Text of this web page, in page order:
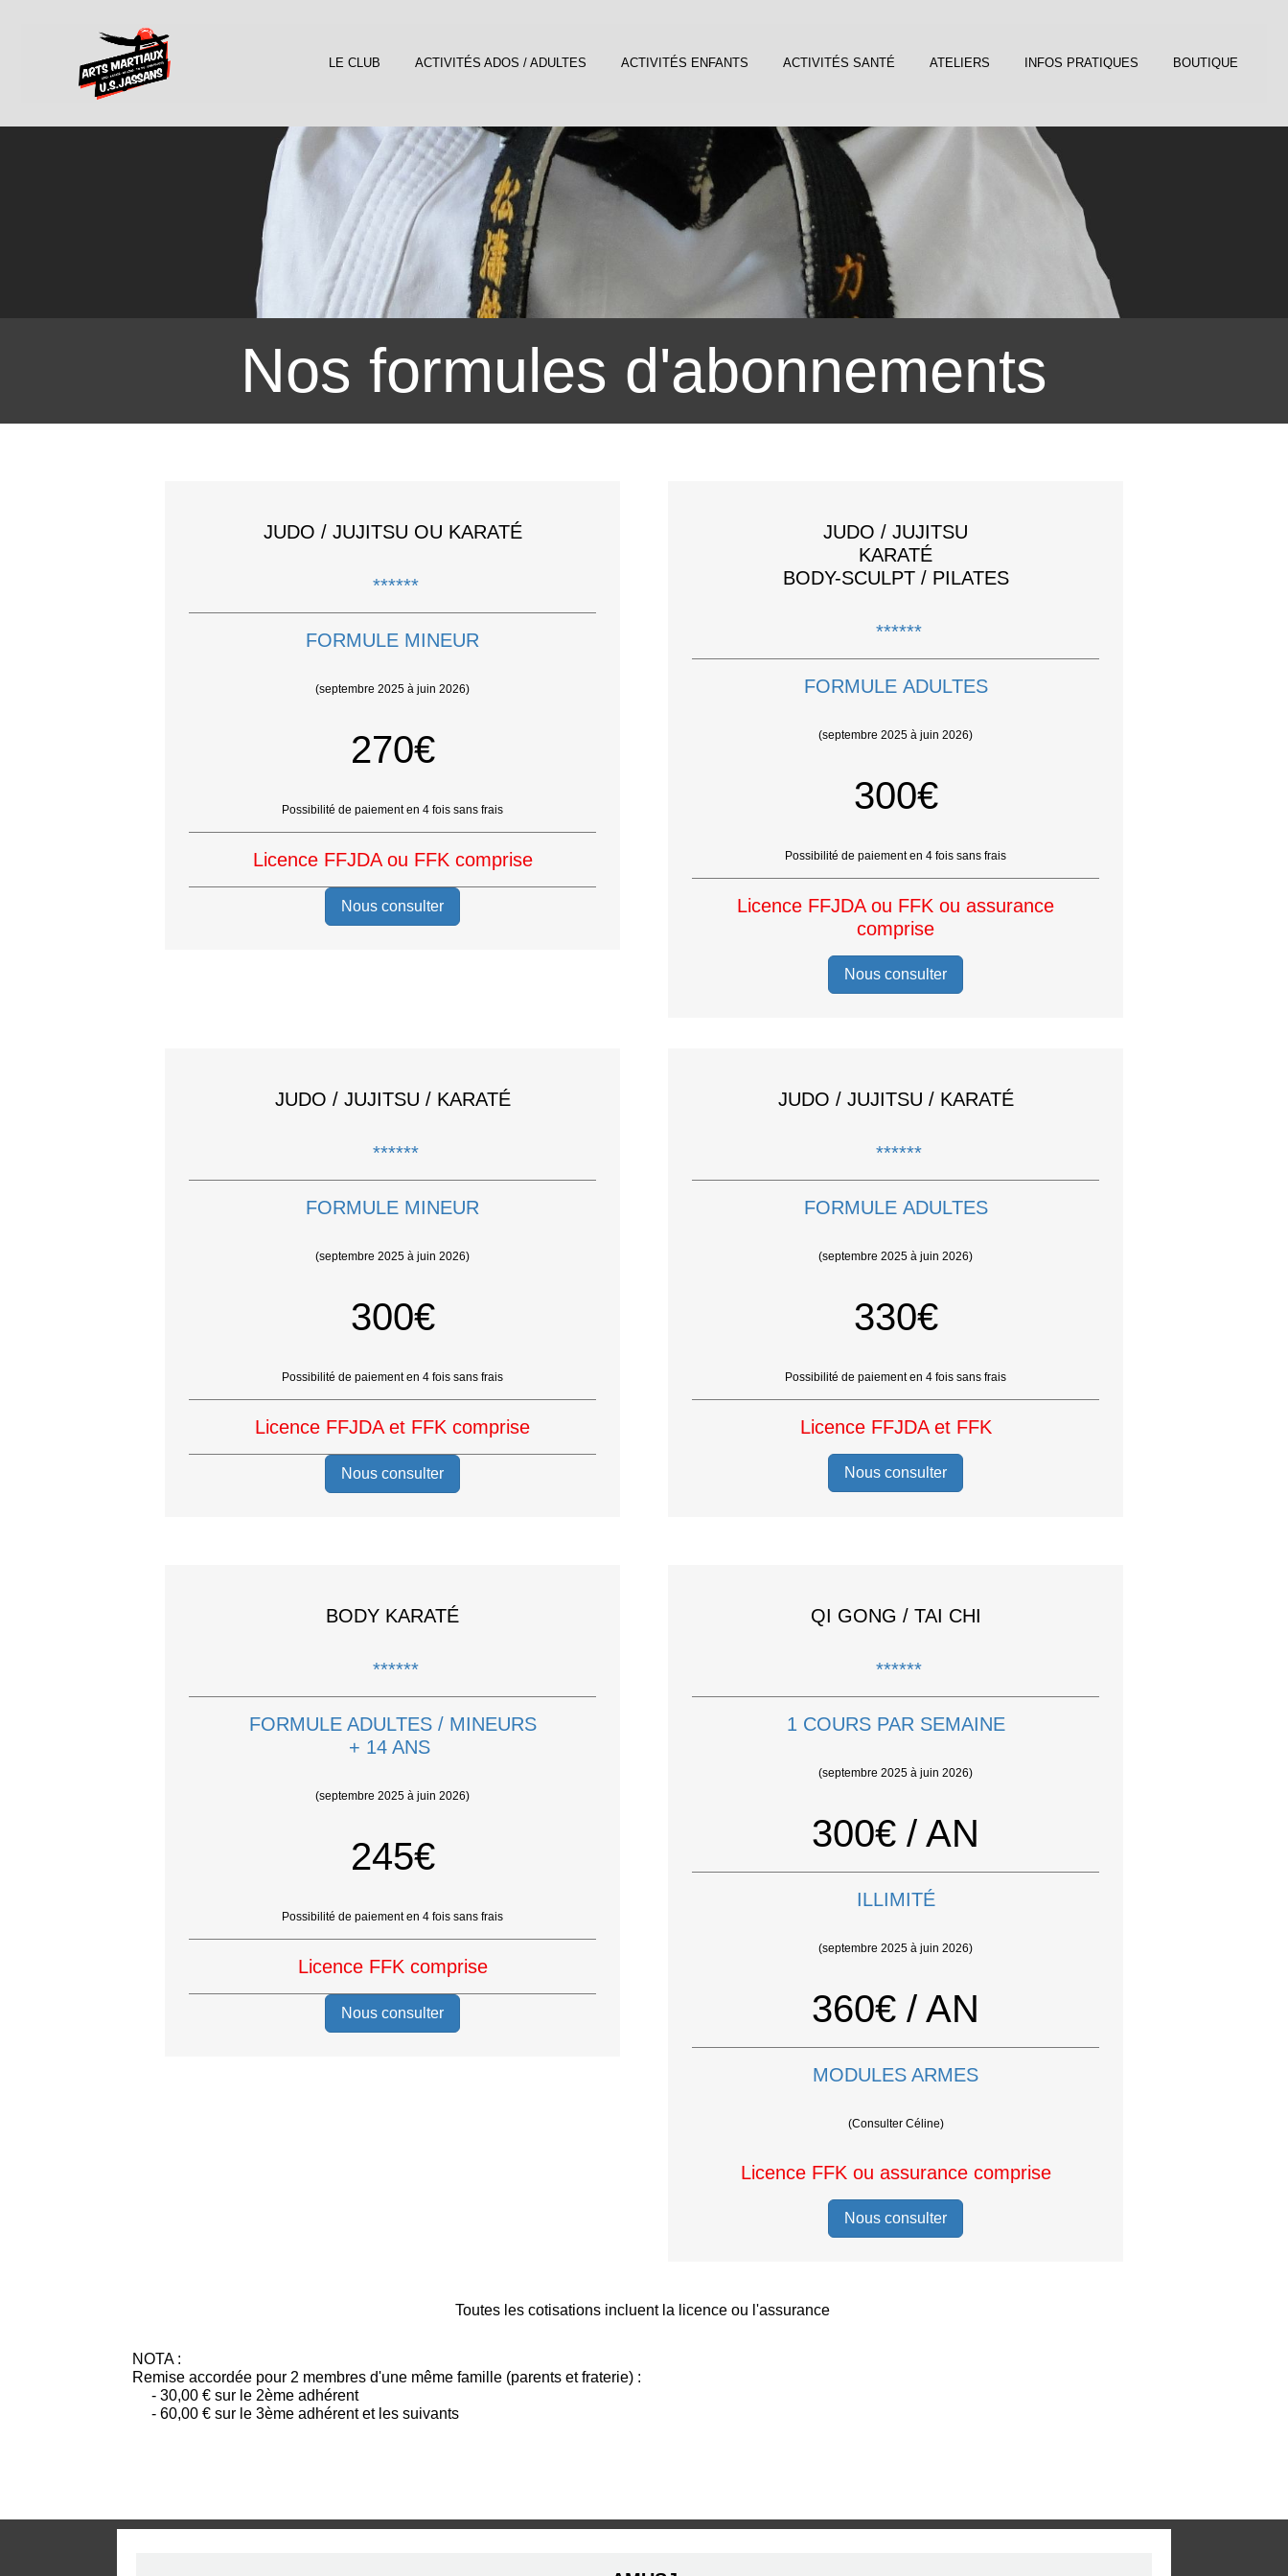
LE CLUB ACTIVITÉS ADOS / ADULTES ACTIVITÉS ENFANTS ACTIVITÉS SANTÉ ATELIERS INFOS PRATIQUES BOUTIQUE
Nos formules d'abonnements
JUDO / JUJITSU OU KARATÉ
******
FORMULE MINEUR
(septembre 2025 à juin 2026)
270€
Possibilité de paiement en 4 fois sans frais
Licence FFJDA ou FFK comprise
Nous consulter
JUDO / JUJITSU
KARATÉ
BODY-SCULPT / PILATES
******
FORMULE ADULTES
(septembre 2025 à juin 2026)
300€
Possibilité de paiement en 4 fois sans frais
Licence FFJDA ou FFK ou assurance
comprise
Nous consulter
JUDO / JUJITSU / KARATÉ
******
FORMULE MINEUR
(septembre 2025 à juin 2026)
300€
Possibilité de paiement en 4 fois sans frais
Licence FFJDA et FFK comprise
Nous consulter
JUDO / JUJITSU / KARATÉ
******
FORMULE ADULTES
(septembre 2025 à juin 2026)
330€
Possibilité de paiement en 4 fois sans frais
Licence FFJDA et FFK
Nous consulter
BODY KARATÉ
******
FORMULE ADULTES / MINEURS
+ 14 ANS
(septembre 2025 à juin 2026)
245€
Possibilité de paiement en 4 fois sans frais
Licence FFK comprise
Nous consulter
QI GONG / TAI CHI
******
1 COURS PAR SEMAINE
(septembre 2025 à juin 2026)
300€ / AN
ILLIMITÉ
(septembre 2025 à juin 2026)
360€ / AN
MODULES ARMES
(Consulter Céline)
Licence FFK ou assurance comprise
Nous consulter
Toutes les cotisations incluent la licence ou l'assurance
NOTA :
Remise accordée pour 2 membres d'une même famille (parents et fraterie) :
- 30,00 € sur le 2ème adhérent
- 60,00 € sur le 3ème adhérent et les suivants